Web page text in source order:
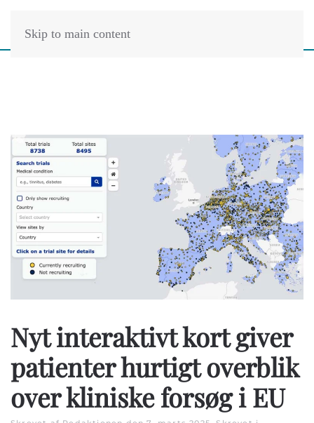
Skip to main content
Nyt interaktivt kort giver
patienter hurtigt overblik
over kliniske forsøg i EU